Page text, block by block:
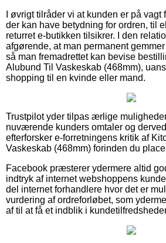
I øvrigt tilråder vi at kunden er på
der kan have betydning for ordren, til
returret e-butikken tilsikrer. I den
afgørende, at man permanent
så man fremadrettet kan bevise
Alubund Til Vaskeskab (468mm),
shopping til en kvinde eller mand.
Trustpilot yder tilpas ærlige
nuværende kunders omtaler og
efterforsker e-forretningens kritik af
Vaskeskab (468mm) forinden du
Facebook præsterer ydermere altid
indtryk af internet webshoppens
del internet forhandlere hvor det er
vurdering af ordreforløbet, som
af til at få et indblik i